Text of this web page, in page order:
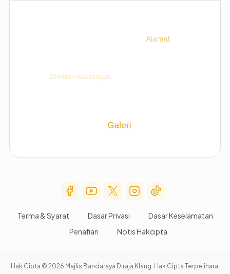
Social Media Menu
Terma & Syarat Dasar Privasi
Dasar Keselamatan
Penafian
Notis Hakcipta
Hak Cipta © 2026 Majlis Bandaraya Diraja Klang. Hak Cipta Terpelihara.